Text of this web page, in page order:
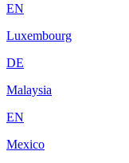
EN
Luxembourg
DE
Malaysia
EN
Mexico